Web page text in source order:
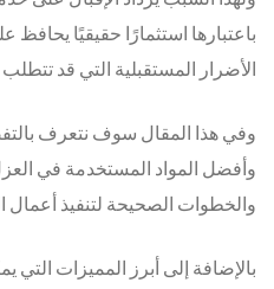
باعتبارها استثمارًا حقيقيًا
الأضرار المستقبلية التي قد
وفي هذا المقال سوف نتعرف
وأفضل المواد المستخدمة في
والخطوات الصحيحة لتنفيذ أعمال
بالإضافة إلى أبرز المميزات التي